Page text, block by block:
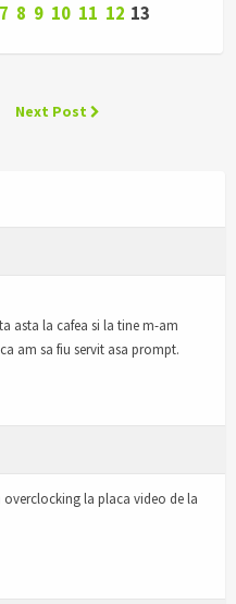
7 8 9 10 11 12 13
Next Post
asta la cafea si la tine m-am
am sa fiu servit asa prompt.
la placa video de la